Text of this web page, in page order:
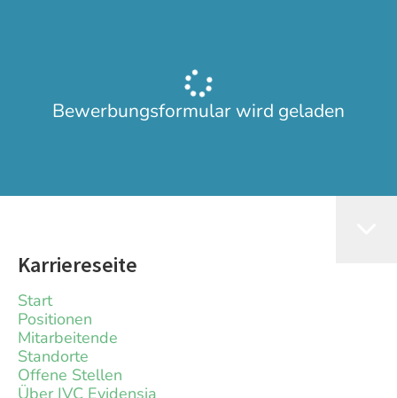
Bewerbungsformular wird geladen
Karriereseite
Start
Positionen
Mitarbeitende
Standorte
Offene Stellen
Über IVC Evidensia